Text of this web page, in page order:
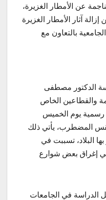
عن الأمطار الغزيرة،
آثار الأمطار الغزيرة
بالتعاون مع
الدكتور مصطفى
والقطاعين الخاص
رسمية يوم الخميس
المضطرب، يأتي ذلك
البلاد، تسببت في
إغراق بعض شوارع